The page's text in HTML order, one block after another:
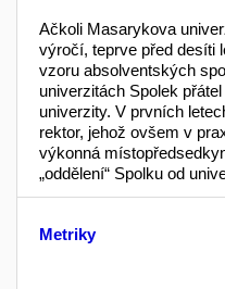
Ačkoli Masarykova
výročí, teprve před desíti
vzoru absolventských
univerzitách Spolek
univerzity. V prvních
rektor, jehož ovšem v
výkonná
„oddělení“ Spolku od
Metriky